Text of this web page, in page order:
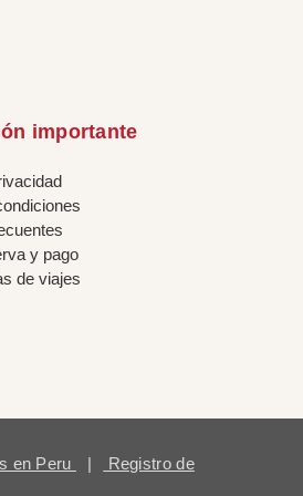
importante
y pago
de viajes
en Peru | Registro de